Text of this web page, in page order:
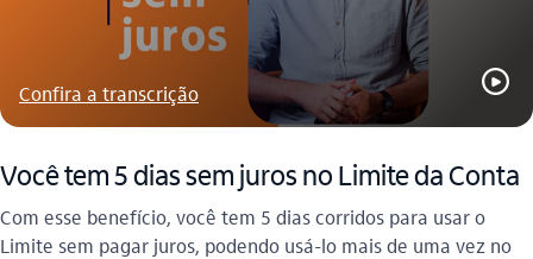
Confira a transcrição play_outline
Você tem 5 dias sem juros no Limite da Conta​
Com esse benefício, você tem 5 dias corridos para usar o
Limite sem pagar juros, podendo usá-lo mais de uma vez no